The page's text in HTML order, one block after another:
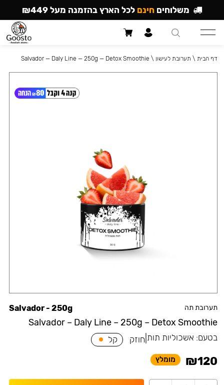
תערובת תה
Salvador – Daly Line – 250g – Detox Smoothie
Salvador - 250g
בטעם: אשכוליות תות חוזק קל
₪120 מומלץ
דף הבית \ תערובת לעישון \
Salvador — Daly Line — 250g — Detox Smoothie
משלוחים חינם לכל הארץ בהזמנה מעל ₪449